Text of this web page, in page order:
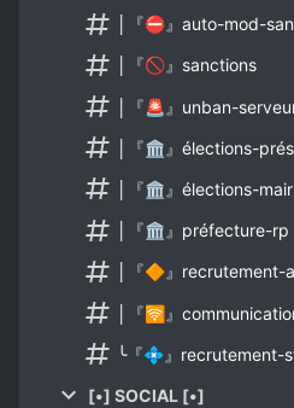
│『⛔』auto-mod-
│『🚫』sanctions
│『🚨』unban-
│『🏛』élections-
│『🏛』élections-
│『🏛』préfecture-rp
│『🔶』recrutement-
│『🛜』
╰『💠』recrutement-
[•] SOCIAL [•]